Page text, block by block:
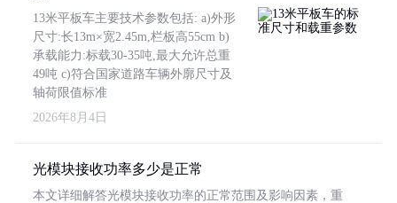
13米平板车主要技术参数包括: a)外形
尺寸:长13m×宽2.45m,栏板高55cm b)
承载能力:标载30-35吨,最大允许总重
49吨 c)符合国家道路车辆外廓尺寸及
轴荷限值标准
2026年8月4日
光模块接收功率多少是正常
本文详细解答光模块接收功率的正常范围及影响因素，重